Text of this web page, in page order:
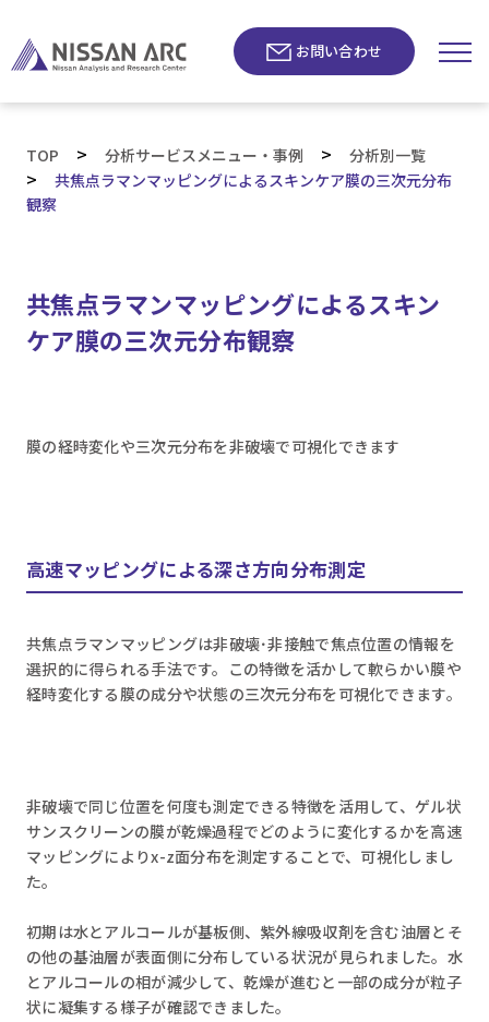
お問い合わせ
TOP > 分析サービスメニュー・事例 > 分析別一覧
> 共焦点ラマンマッピングによるスキンケア膜の三次元分布
観察
共焦点ラマンマッピングによるスキン
ケア膜の三次元分布観察
膜の経時変化や三次元分布を非破壊で可視化できます
高速マッピングによる深さ方向分布測定
共焦点ラマンマッピングは非破壊･非接触で焦点位置の情報を
選択的に得られる手法です。この特徴を活かして軟らかい膜や
経時変化する膜の成分や状態の三次元分布を可視化できます。
非破壊で同じ位置を何度も測定できる特徴を活用して、ゲル状
サンスクリーンの膜が乾燥過程でどのように変化するかを高速
マッピングによりx-z面分布を測定することで、可視化しまし
た。
初期は水とアルコールが基板側、紫外線吸収剤を含む油層とそ
の他の基油層が表面側に分布している状況が見られました。水
とアルコールの相が減少して、乾燥が進むと一部の成分が粒子
状に凝集する様子が確認できました。